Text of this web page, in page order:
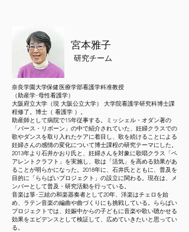
宮本雅子
研究チーム
奈良学園大学保健医療学部看護学科准教授
（助産学･母性看護学）
大阪府立大学（現 大阪公立大学） 大学院看護学研究科博士課
程修了。博士（ 看護学 ）。
助産師として病院で15年従事する。ミッシェル・オダン著の
「バース・リボーン」の中で紹介されていた、妊婦クラスでの
歌やダンスを取り入れたケアに着目し、歌を続けることによる
妊婦さんの感情の変化について博士課程の研究テーマにした。
2013年より石井かおり氏と、妊婦さんを対象に歌唱クラス「ペ
アレントクラフト」を実施し、歌は「活気」を高める効果があ
ることが明らかになった。2018年に、石井氏とともに、普及を
目的に「ららばいプロジェクト」の設立に関わる。現在は、メ
ンバーとして普及・研究活動を行っている。
音楽は箏･三絃の和楽器奏者として20年、洋楽はチェロを始
め、ラテン音楽の編曲や曲づくりにも挑戦している。ららばい
プロジェクトでは、妊娠中からの子どもに音楽や歌い聴かせる
効果をエビデンスとして検証して、広めていきたいと思ってい
る。